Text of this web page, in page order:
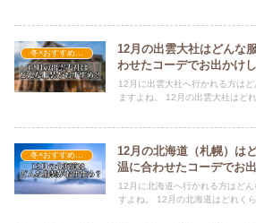
冬×おすすめの服装
12月の出雲大社はどんな
わせたコーデでお出かけ
12月に出雲大社へ行かれる方は
ますよね。 12月の出雲大社はど
冬×おすすめの服装
12月の北海道（札幌）は
温に合わせたコーデでお
12月に北海道へ行かれる方はど
すよね。 12月の北海道はどれくら